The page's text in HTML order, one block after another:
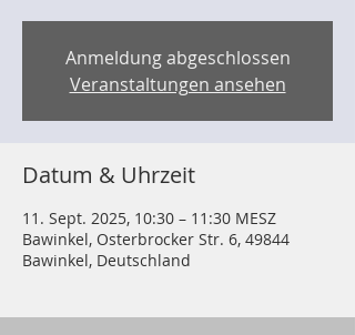
Anmeldung abgeschlossen
Veranstaltungen ansehen
Datum & Uhrzeit
11. Sept. 2025, 10:30 – 11:30 MESZ
Bawinkel, Osterbrocker Str. 6, 49844
Bawinkel, Deutschland